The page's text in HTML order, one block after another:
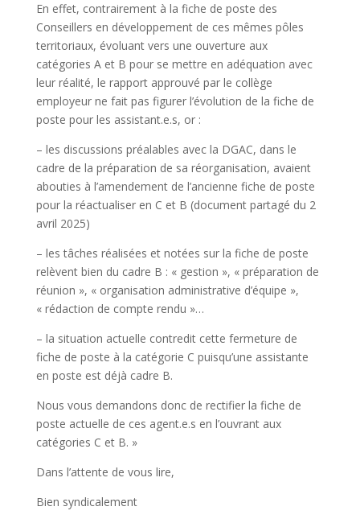
En effet, contrairement à la fiche de poste des
Conseillers en développement de ces mêmes pôles
territoriaux, évoluant vers une ouverture aux
catégories A et B pour se mettre en adéquation avec
leur réalité, le rapport approuvé par le collège
employeur ne fait pas figurer l’évolution de la fiche de
poste pour les assistant.e.s, or :
– les discussions préalables avec la DGAC, dans le
cadre de la préparation de sa réorganisation, avaient
abouties à l’amendement de l’ancienne fiche de poste
pour la réactualiser en C et B (document partagé du 2
avril 2025)
– les tâches réalisées et notées sur la fiche de poste
relèvent bien du cadre B : « gestion », « préparation de
réunion », « organisation administrative d’équipe »,
« rédaction de compte rendu »…
– la situation actuelle contredit cette fermeture de
fiche de poste à la catégorie C puisqu’une assistante
en poste est déjà cadre B.
Nous vous demandons donc de rectifier la fiche de
poste actuelle de ces agent.e.s en l’ouvrant aux
catégories C et B. »
Dans l’attente de vous lire,
Bien syndicalement